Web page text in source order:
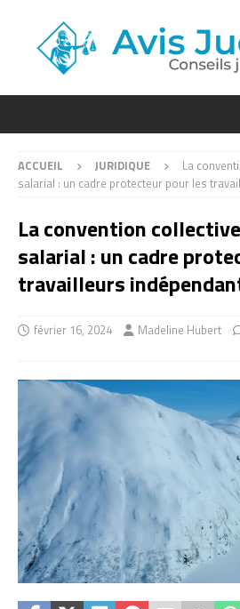
ACCUEIL JURIDIQUE
La
salarial : un cadre protecteur pour les
La convention
salarial : un cadre
travailleurs
février 16, 2024 Madeline Hubert